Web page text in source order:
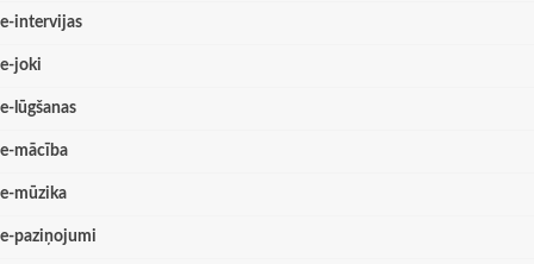
e-intervijas
e-joki
e-lūgšanas
e-mācība
e-mūzika
e-paziņojumi